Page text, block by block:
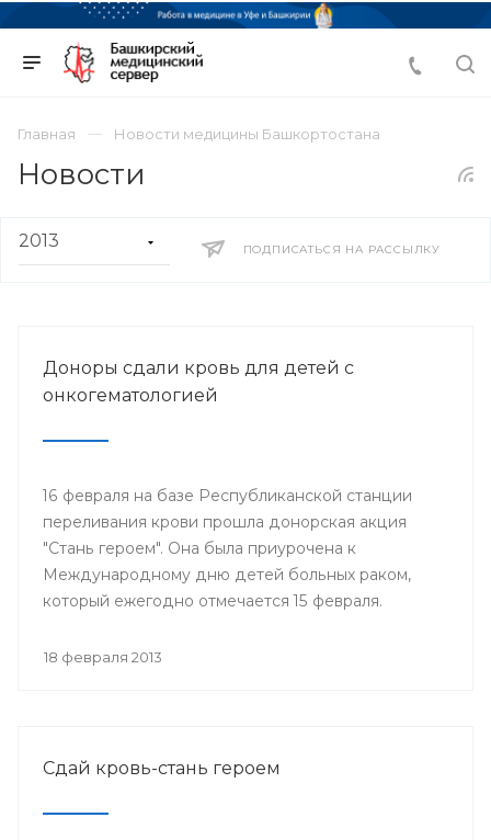
Главная Новости медицины Башкортостана
Новости
ПОДПИСАТЬСЯ НА РАССЫЛКУ
Доноры сдали кровь для детей с
онкогематологией
16 февраля на базе Республиканской станции
переливания крови прошла донорская акция
"Стань героем". Она была приурочена к
Международному дню детей больных раком,
который ежегодно отмечается 15 февраля.
18 февраля 2013
Сдай кровь-стань героем